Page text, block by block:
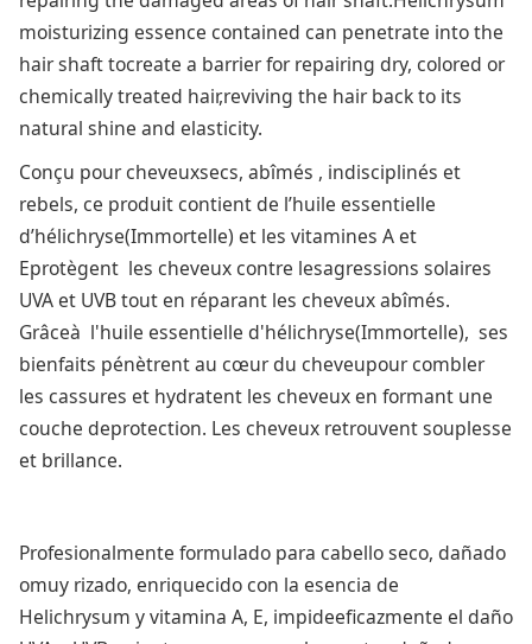
moisturizing essence contained can penetrate into the
hair shaft tocreate a barrier for repairing dry, colored or
chemically treated hair,reviving the hair back to its
natural shine and elasticity.
Conçu pour cheveuxsecs, abîmés , indisciplinés et
rebels, ce produit contient de l’huile essentielle
d’hélichryse(Immortelle) et les vitamines A et
Eprotègent les cheveux contre lesagressions solaires
UVA et UVB tout en réparant les cheveux abîmés.
Grâceà l'huile essentielle d'hélichryse(Immortelle), ses
bienfaits pénètrent au cœur du cheveupour combler
les cassures et hydratent les cheveux en formant une
couche deprotection. Les cheveux retrouvent souplesse
et brillance.
Profesionalmente formulado para cabello seco, dañado
omuy rizado, enriquecido con la esencia de
Helichrysum y vitamina A, E, impideeficazmente el daño